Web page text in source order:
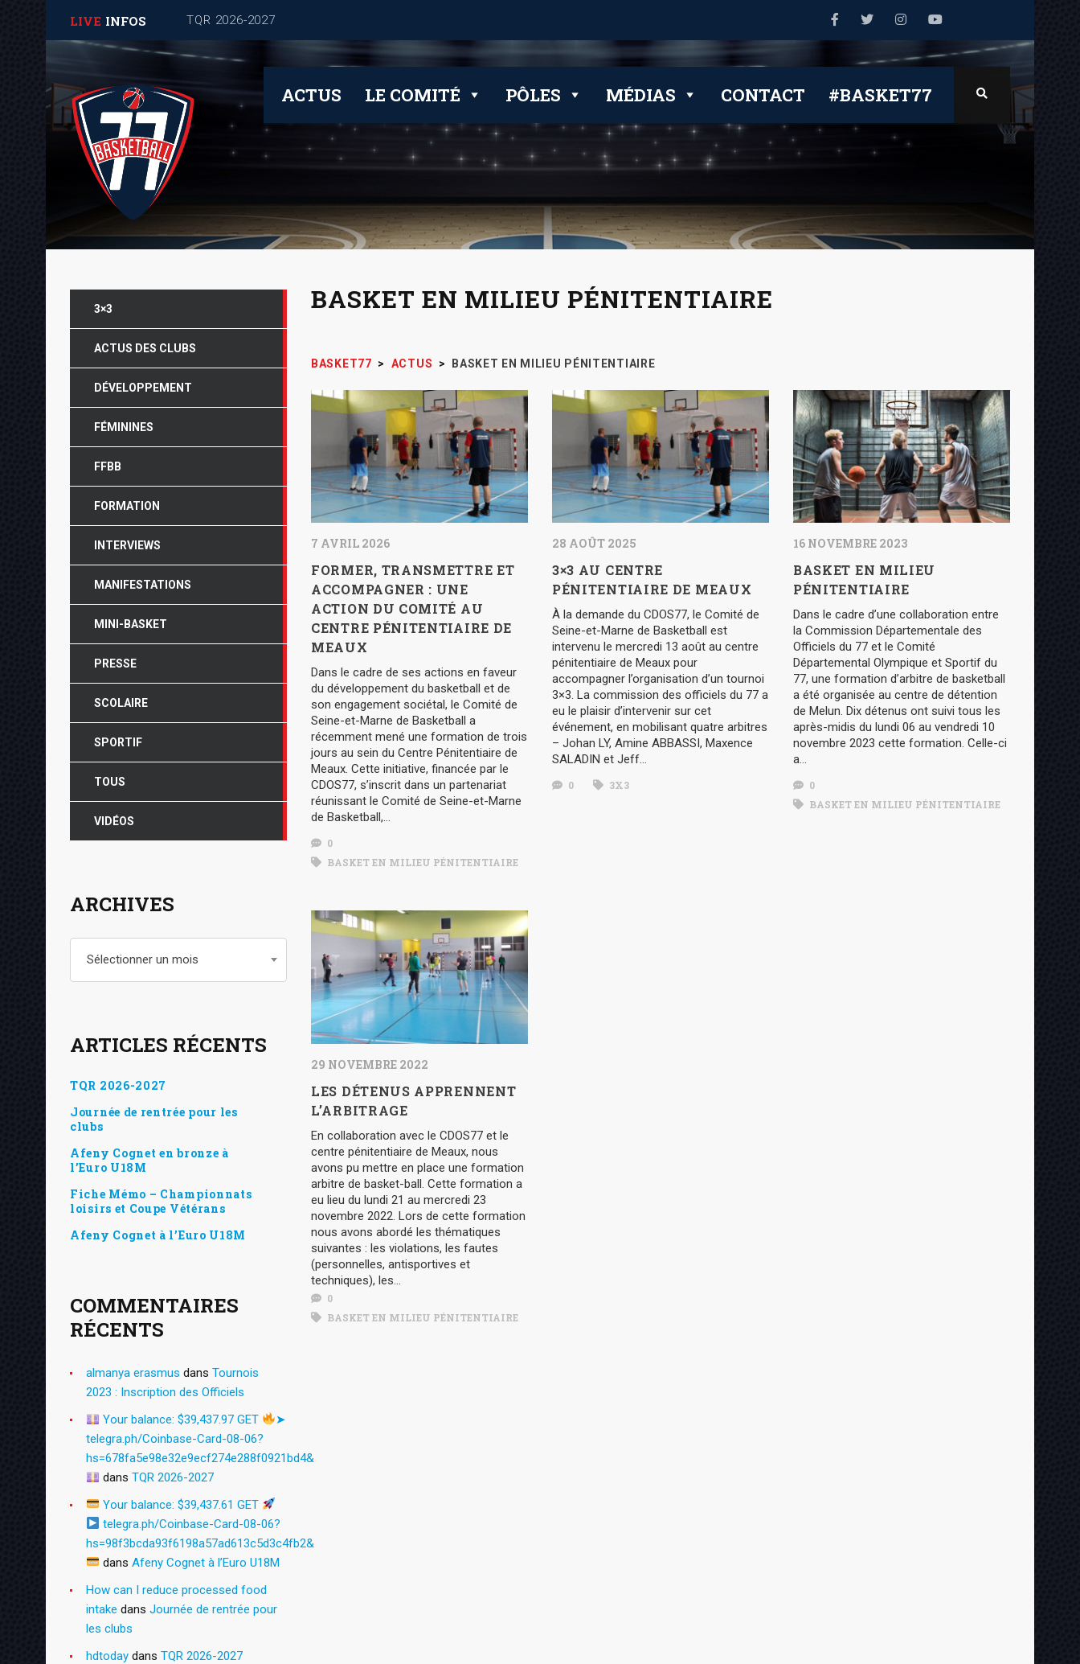
LIVE INFOS Journée de rentrée pour les clubs
ACTUS LE COMITÉ PÔLES MÉDIAS CONTACT #BASKET77
BASKET EN MILIEU PÉNITENTIAIRE
BASKET77 > ACTUS > BASKET EN MILIEU PÉNITENTIAIRE
7 AVRIL 2026
FORMER, TRANSMETTRE ET
ACCOMPAGNER : UNE
ACTION DU COMITÉ AU
CENTRE PÉNITENTIAIRE DE
MEAUX
Dans le cadre de ses actions en faveur
du développement du basketball et de
son engagement sociétal, le Comité de
Seine-et-Marne de Basketball a
récemment mené une formation de trois
jours au sein du Centre Pénitentiaire de
Meaux. Cette initiative, financée par le
CDOS77, s’inscrit dans un partenariat
réunissant le Comité de Seine-et-Marne
de Basketball,…
0
BASKET EN MILIEU PÉNITENTIAIRE
28 AOÛT 2025
3×3 AU CENTRE
PÉNITENTIAIRE DE MEAUX
À la demande du CDOS77, le Comité de
Seine-et-Marne de Basketball est
intervenu le mercredi 13 août au centre
pénitentiaire de Meaux pour
accompagner l’organisation d’un tournoi
3×3. La commission des officiels du 77 a
eu le plaisir d’intervenir sur cet
événement, en mobilisant quatre arbitres
– Johan LY, Amine ABBASSI, Maxence
SALADIN et Jeff…
0 3X3
16 NOVEMBRE 2023
BASKET EN MILIEU
PÉNITENTIAIRE
Dans le cadre d’une collaboration entre
la Commission Départementale des
Officiels du 77 et le Comité
Départemental Olympique et Sportif du
77, une formation d’arbitre de basketball
a été organisée au centre de détention
de Melun. Dix détenus ont suivi tous les
après-midis du lundi 06 au vendredi 10
novembre 2023 cette formation. Celle-ci
a…
0
BASKET EN MILIEU PÉNITENTIAIRE
29 NOVEMBRE 2022
LES DÉTENUS APPRENNENT
L’ARBITRAGE
En collaboration avec le CDOS77 et le
centre pénitentiaire de Meaux, nous
avons pu mettre en place une formation
arbitre de basket-ball. Cette formation a
eu lieu du lundi 21 au mercredi 23
novembre 2022. Lors de cette formation
nous avons abordé les thématiques
suivantes : les violations, les fautes
(personnelles, antisportives et
techniques), les...
0
BASKET EN MILIEU PÉNITENTIAIRE
3×3
ACTUS DES CLUBS
DÉVELOPPEMENT
FÉMININES
FFBB
FORMATION
INTERVIEWS
MANIFESTATIONS
MINI-BASKET
PRESSE
SCOLAIRE
SPORTIF
TOUS
VIDÉOS
ARCHIVES
Sélectionner un mois
ARTICLES RÉCENTS
TQR 2026-2027
Journée de rentrée pour les
clubs
Afeny Cognet en bronze à
l’Euro U18M
Fiche Mémo – Championnats
loisirs et Coupe Vétérans
Afeny Cognet à l’Euro U18M
COMMENTAIRES
RÉCENTS
almanya erasmus dans Tournois
2023 : Inscription des Officiels
Your balance: $39,437.97 GET
➤
telegra.ph/Coinbase-Card-08-06?
hs=678fa5e98e32e9ecf274e288f0921bd4&
dansTQR 2026-2027
Your balance: $39,437.61 GET
telegra.ph/Coinbase-Card-08-06?
hs=98f3bcda93f6198a57ad613c5d3c4fb2&
dansAfeny Cognet à l’Euro U18M
How can I reduce processed food
intake dans Journée de rentrée pour
les clubs
hdtoday dans TQR 2026-2027